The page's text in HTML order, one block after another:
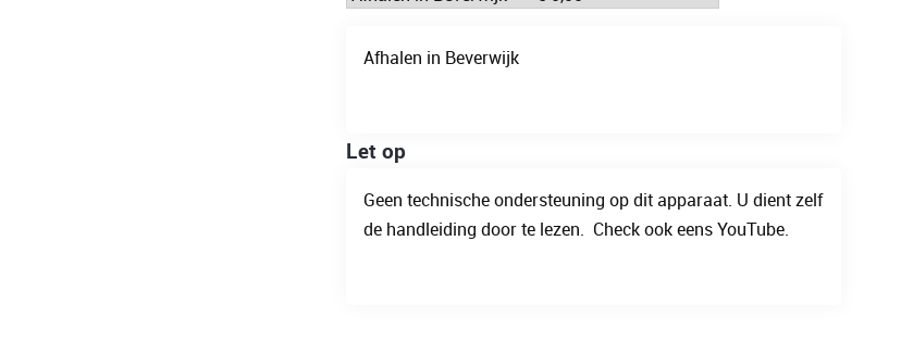
Afhalen in Beverwijk
Let op
Geen technische ondersteuning op dit apparaat. U dient zelf
de handleiding door te lezen. Check ook eens YouTube.